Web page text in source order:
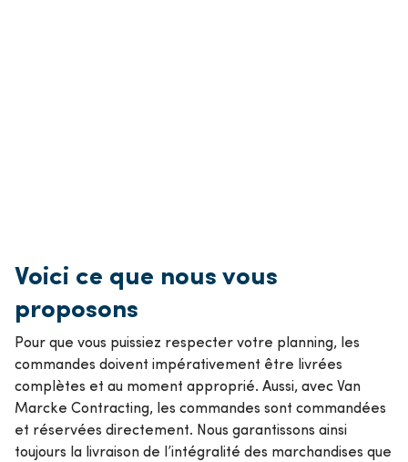
Voici ce que nous vous
proposons
Pour que vous puissiez respecter votre planning, les
commandes doivent impérativement être livrées
complètes et au moment approprié. Aussi, avec Van
Marcke Contracting, les commandes sont commandées
et réservées directement. Nous garantissons ainsi
toujours la livraison de l’intégralité des marchandises que